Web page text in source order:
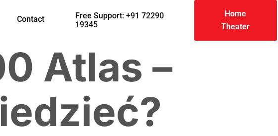
Contact
Free Support: +91 72290
19345
Home
Theater
Atlas –